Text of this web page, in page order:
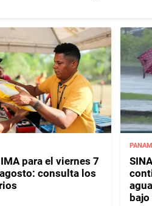
para el viernes 7
consulta los